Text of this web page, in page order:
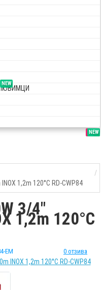
NEW
SALE
NEW
1,2m 120°C RD-CWP84
3/4"
1,2m 120°C
EM 0 отзива